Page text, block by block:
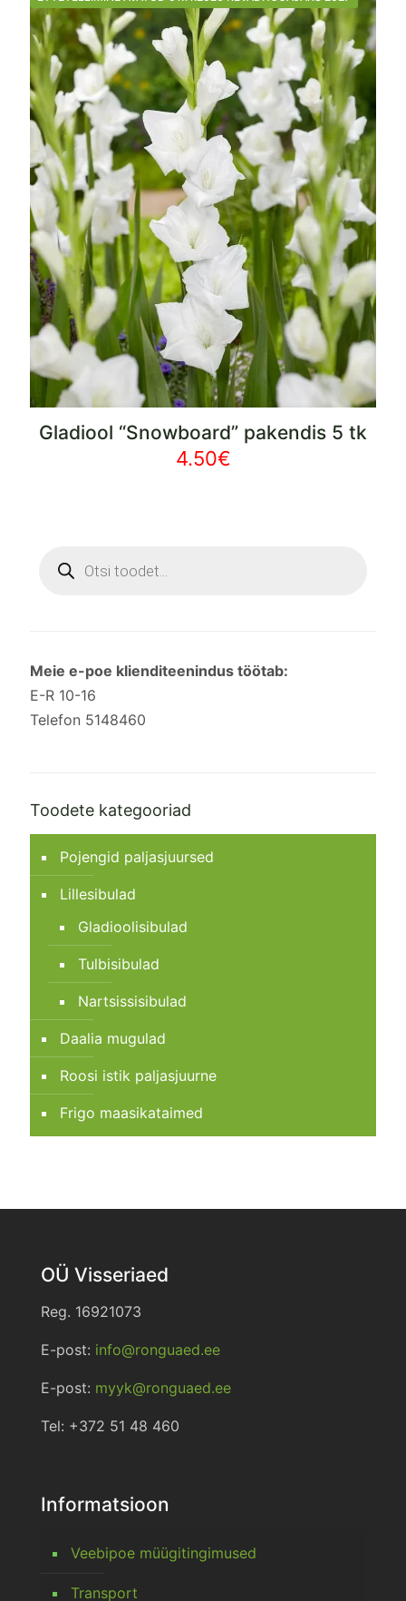
Gladiool “Snowboard” pakendis 5 tk
4.50€
search
Meie e-poe klienditeenindus töötab:
E-R 10-16
Telefon 5148460
Toodete kategooriad
Pojengid paljasjuursed
Lillesibulad
Gladioolisibulad
Tulbisibulad
Nartsissisibulad
Daalia mugulad
Roosi istik paljasjuurne
Frigo maasikataimed
OÜ Visseriaed
Reg. 16921073
E-post: info@ronguaed.ee
E-post: myyk@ronguaed.ee
Tel: +372 51 48 460
Informatsioon
Veebipoe müügitingimused
Transport